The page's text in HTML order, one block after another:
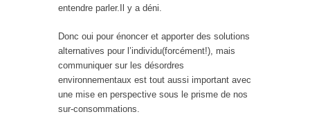
entendre parler.Il y a déni.
Donc oui pour énoncer et apporter des solutions
alternatives pour l’individu(forcément!), mais
communiquer sur les désordres
environnementaux est tout aussi important avec
une mise en perspective sous le prisme de nos
sur-consommations.